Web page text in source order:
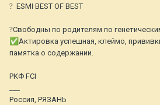
? ESMI BEST OF BEST
?Свободны по родителям по
✅Актировка успешная, клеймо,
памятка о содержании.
РКФ FCI
Россия, РЯЗАНЬ